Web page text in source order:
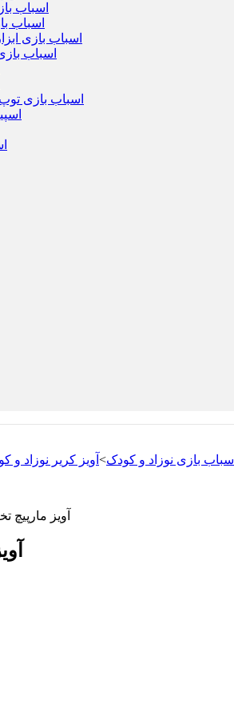
اسباب
اسباب
اسباب بازی
اسباب
اسباب بازی
اسباب بازی نوزاد و کودک> آویز کریر نوزاد و